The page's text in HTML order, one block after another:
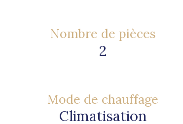
Nombre de pièces
2
Mode de chauffage
Climatisation